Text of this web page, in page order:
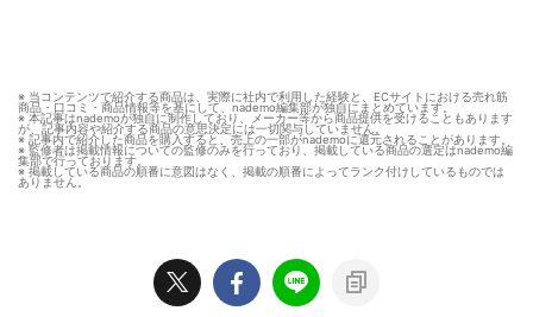
※ 当コンテンツで紹介する商品は、実際に社内で利用した経験と、ECサイトにおける売れ筋
商品・口コミ・商品情報等を基にして、nademo編集部が独自にまとめています。
※ 本記事はnademoが独自に制作しており、メーカー等から商品提供を受けることもあります
が、記事内容や紹介する商品の意思決定には一切関与していません。
※ 記事内で紹介した商品を購入すると、売上の一部がnademoに還元されることがあります。
※ 監修者は掲載情報についての監修のみを行っており、掲載している商品の選定はnademo編
集部で行っております。
※ 掲載している商品の順番に意図はなく、掲載の順番によってランク付けしているものでは
ありません。